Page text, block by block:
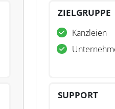
ZIELGRUPPE
Kanzleien
SUPPORT